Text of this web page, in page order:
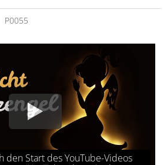
P0055